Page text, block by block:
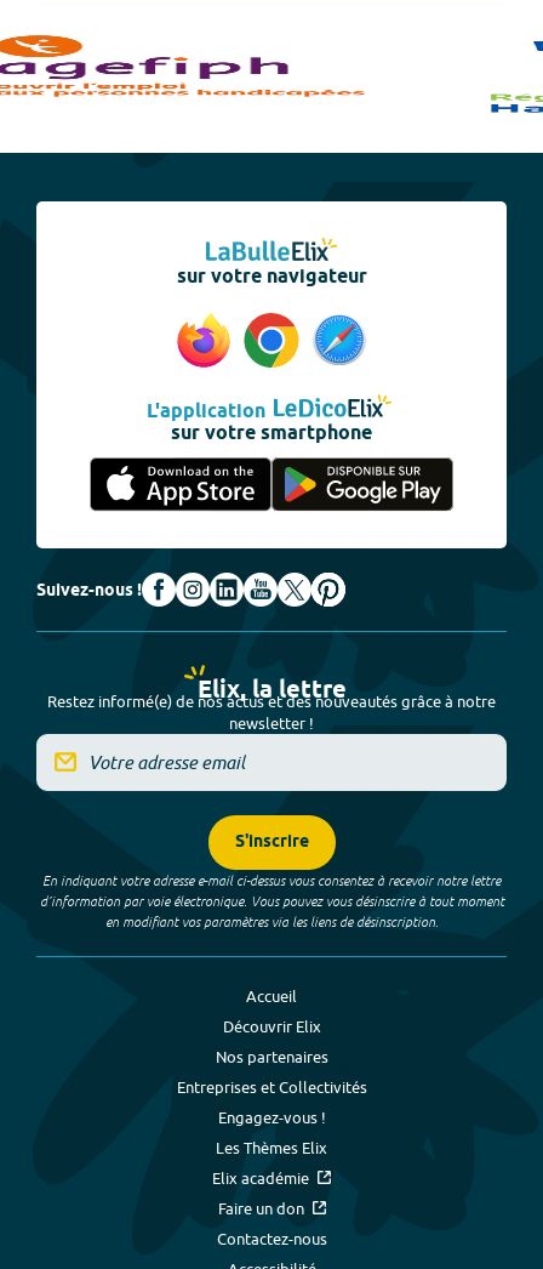
sur votre navigateur
L'application
sur votre smartphone
Suivez-nous !
Elix, la lettre
Restez informé(e) de nos actus et des nouveautés grâce à notre
newsletter !
S'inscrire
En indiquant votre adresse e-mail ci-dessus vous consentez à recevoir notre lettre
d’information par voie électronique. Vous pouvez vous désinscrire à tout moment
en modifiant vos paramètres via les liens de désinscription.
Accueil
Découvrir Elix
Nos partenaires
Entreprises et Collectivités
Engagez-vous !
Les Thèmes Elix
Elix académie
Faire un don
Contactez-nous